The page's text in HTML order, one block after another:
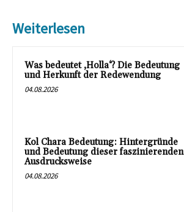
Weiterlesen
Was bedeutet ‚Holla‘? Die Bedeutung
und Herkunft der Redewendung
04.08.2026
Kol Chara Bedeutung: Hintergründe
und Bedeutung dieser faszinierenden
Ausdrucksweise
04.08.2026